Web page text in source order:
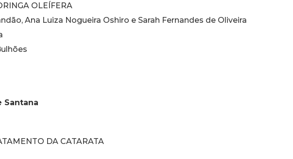
OLEÍFERA
Ana Luiza Nogueira Oshiro e Sarah Fernandes de Oliveira
Santana
DA CATARATA